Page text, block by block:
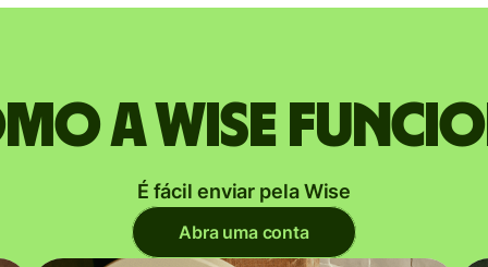
a Wise
É fácil enviar pela Wise
Abra uma conta